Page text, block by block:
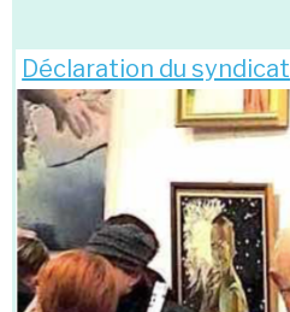
Déclaration du syndicat